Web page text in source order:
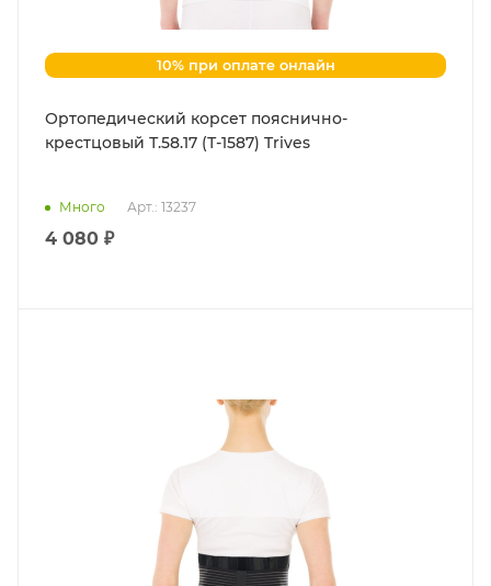
10% при оплате онлайн
Ортопедический корсет пояснично-
крестцовый Т.58.17 (Т-1587) Trives
Много Арт.: 13237
4 080 ₽